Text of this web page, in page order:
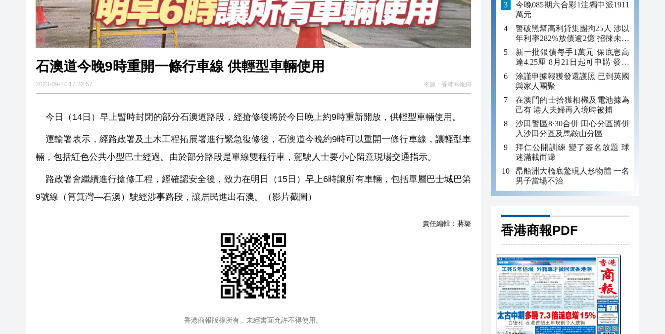
石澳道今晚9時重開一條行車線 供輕型車輛使用
2023-09-14 17:22:57 來源： 香港商報網
今日（14日）早上暫時封閉的部分石澳道路段，經搶修後將於今日晚上約9時重新開放，供輕型車輛使用。
運輸署表示，經路政署及土木工程拓展署進行緊急復修後，石澳道今晚約9時可以重開一條行車線，讓輕型車
輛，包括紅色公共小型巴士經過。由於部分路段是單線雙程行車，駕駛人士要小心留意現場交通指示。
路政署會繼續進行搶修工程，經確認安全後，致力在明日（15日）早上6時讓所有車輛，包括單層巴士城巴第
9號線（筲箕灣—石澳）駛經涉事路段，讓居民進出石澳。（影片截圖）
責任編輯： 蔣璐
香港商報版權所有，未經書面允許不得使用。
今晚085期六合彩1注獨中派1911
萬元
警破黑幫高利貸集團拘25人 涉以
年利率282%放債逾2億 招徠未成
年追數
新一批銀債每手1萬元 保底息高
達4.25厘 8月21日起可申購 發行
金額最多550億
涂謹申據報獲發還護照 已到英國
與家人團聚
在澳門的士拾獲相機及電池據為
己有 港人夫婦再入境時被捕
沙田警區8·30合併 田心分區將併
入沙田分區及馬鞍山分區
拜仁公開訓練 變了簽名放題 球
迷滿載而歸
昂船洲大橋底驚現人形物體 一名
男子當場不治
香港商報PDF